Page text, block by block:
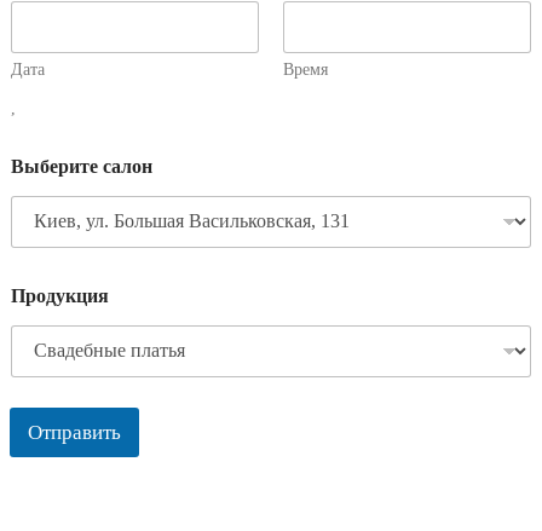
Дата Время
Выберите салон
Продукция
Отправить